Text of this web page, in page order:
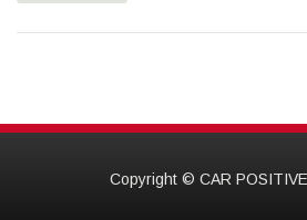
Copyright © CAR